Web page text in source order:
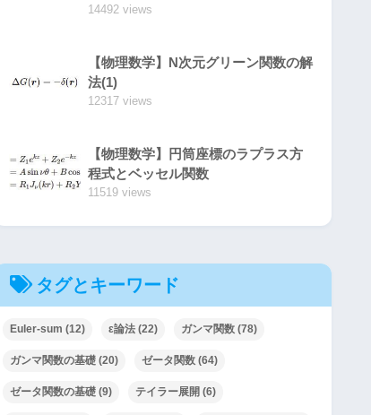
14492 views
【物理数学】N次元グリーン関数の解
法(1)
12317 views
【物理数学】円筒座標のラプラス方
程式とベッセル関数
11519 views
タグとキーワード
Euler-sum (12) ε論法 (22) ガンマ関数 (78)
ガンマ関数の基礎 (20) ゼータ関数 (64)
ゼータ関数の基礎 (9) テイラー展開 (6)